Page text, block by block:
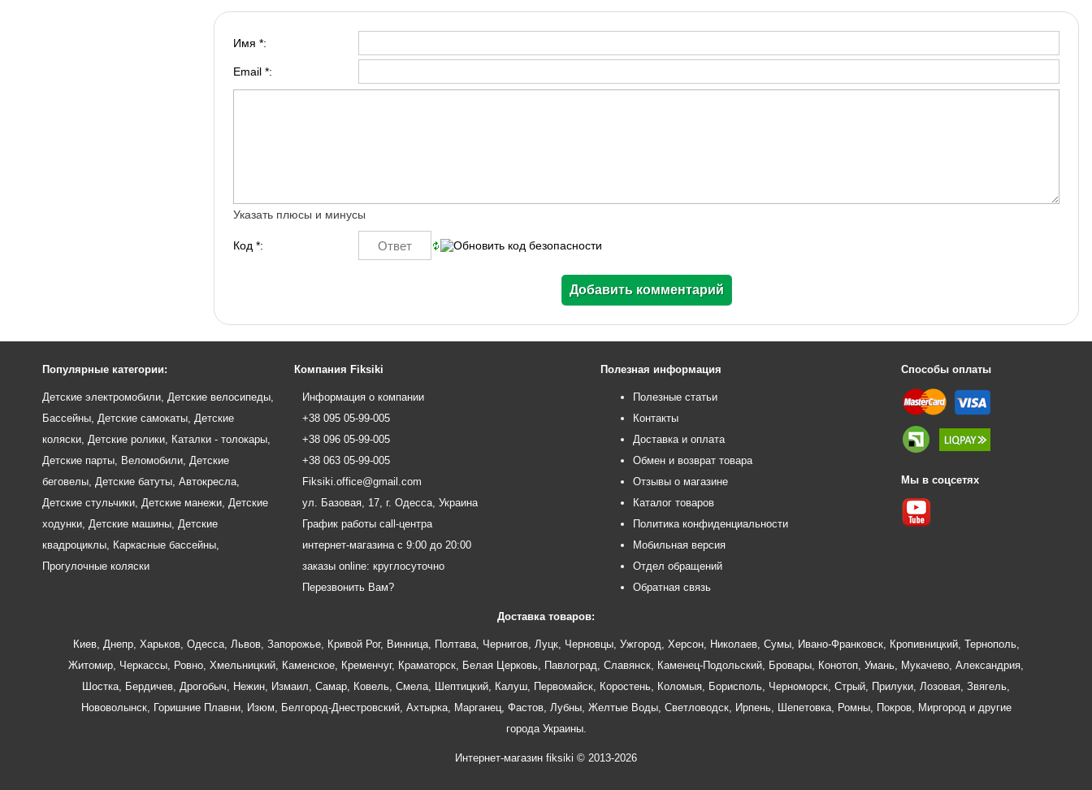
Имя *:
Email *:
Указать плюсы и минусы
Код *:
Популярные категории:
Детские электромобили Детские велосипеды
Бассейны Детские самокаты Детские
коляски Детские ролики Каталки - толокары
Детские парты Веломобили Детские
беговелы Детские батуты Автокресла
Детские стульчики Детские манежи Детские
ходунки Детские машины Детские
квадроциклы Каркасные бассейны
Прогулочные коляски
Компания Fiksiki
Информация о компании
+38 095 05-99-005
+38 096 05-99-005
+38 063 05-99-005
Fiksiki.office@gmail.com
ул. Базовая, 17, г. Одесса, Украина
График работы call-центра
интернет-магазина с 9:00 до 20:00
заказы online: круглосуточно
Перезвонить Вам?
Полезная информация
Полезные статьи
Контакты
Доставка и оплата
Обмен и возврат товара
Отзывы о магазине
Каталог товаров
Политика конфиденциальности
Мобильная версия
Отдел обращений
Обратная связь
Способы оплаты
Мы в соцсетях
Доставка товаров:
Киев, Днепр, Харьков, Одесса, Львов, Запорожье, Кривой Рог, Винница, Полтава, Чернигов, Луцк, Черновцы, Ужгород Херсон, Николаев, Сумы, Ивано-Франковск, Кропивницкий, Тернополь,
Житомир Черкассы Ровно Хмельницкий Каменское Кременчуг, Краматорск Белая Церковь Павлоград Славянск Каменец-Подольский Бровары Конотоп Умань Мукачево Александрия
Шостка Бердичев Дрогобыч Нежин Измаил Самар Ковель Смела Шептицкий Калуш Первомайск Коростень Коломыя Борисполь Черноморск Стрый Прилуки Лозовая Звягель
Нововолынск, Горишние Плавни, Изюм Белгород-Днестровский, Ахтырка, Марганец, Фастов, Лубны, Желтые Воды, Светловодск, Ирпень, Шепетовка, Ромны, Покров, Миргород и другие
города Украины.
Интернет-магазин fiksiki © 2013-2026